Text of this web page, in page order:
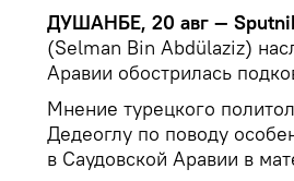
ДУШАНБЕ, 20 авг —
(Selman Bin Abdülaziz)
Аравии обострилась
Мнение турецкого
Дедеоглу по поводу
в Саудовской Аравии в